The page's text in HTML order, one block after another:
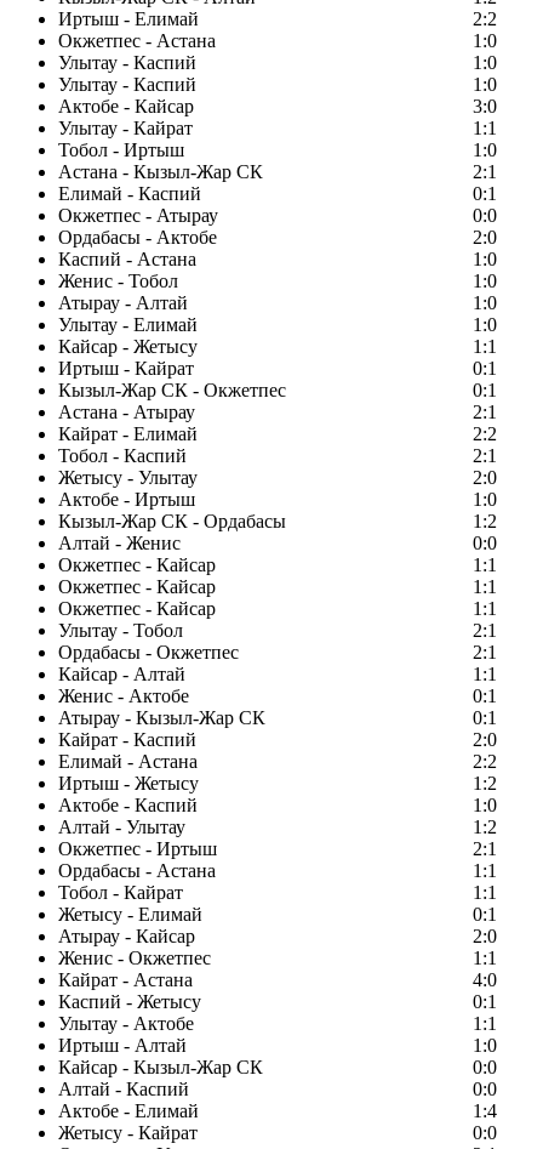
Иртыш - Елимай
2:2
Окжетпес - Астана
1:0
Улытау - Каспий
1:0
Улытау - Каспий
1:0
Актобе - Кайсар
3:0
Улытау - Кайрат
1:1
Тобол - Иртыш
1:0
Астана - Кызыл-Жар СК
2:1
Елимай - Каспий
0:1
Окжетпес - Атырау
0:0
Ордабасы - Актобе
2:0
Каспий - Астана
1:0
Женис - Тобол
1:0
Атырау - Алтай
1:0
Улытау - Елимай
1:0
Кайсар - Жетысу
1:1
Иртыш - Кайрат
0:1
Кызыл-Жар СК - Окжетпес
0:1
Астана - Атырау
2:1
Кайрат - Елимай
2:2
Тобол - Каспий
2:1
Жетысу - Улытау
2:0
Актобе - Иртыш
1:0
Кызыл-Жар СК - Ордабасы
1:2
Алтай - Женис
0:0
Окжетпес - Кайсар
1:1
Окжетпес - Кайсар
1:1
Окжетпес - Кайсар
1:1
Улытау - Тобол
2:1
Ордабасы - Окжетпес
2:1
Кайсар - Алтай
1:1
Женис - Актобе
0:1
Атырау - Кызыл-Жар СК
0:1
Кайрат - Каспий
2:0
Елимай - Астана
2:2
Иртыш - Жетысу
1:2
Актобе - Каспий
1:0
Алтай - Улытау
1:2
Окжетпес - Иртыш
2:1
Ордабасы - Астана
1:1
Тобол - Кайрат
1:1
Жетысу - Елимай
0:1
Атырау - Кайсар
2:0
Женис - Окжетпес
1:1
Кайрат - Астана
4:0
Каспий - Жетысу
0:1
Улытау - Актобе
1:1
Иртыш - Алтай
1:0
Кайсар - Кызыл-Жар СК
0:0
Алтай - Каспий
0:0
Актобе - Елимай
1:4
Жетысу - Кайрат
0:0